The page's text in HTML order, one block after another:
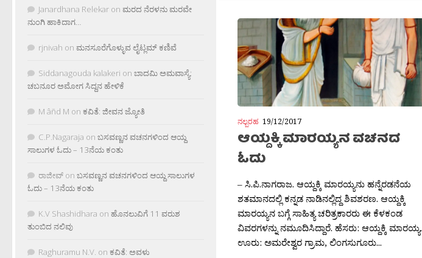
ನಲ್ಬರಹ 19/12/2017
ಆಯ್ದಕ್ಕಿ ಮಾರಯ್ಯನ ವಚನದ
ಓದು
– ಸಿ.ಪಿ.ನಾಗರಾಜ. ಆಯ್ದಕ್ಕಿ ಮಾರಯ್ಯನು ಹನ್ನೆರಡನೆಯ
ಶತಮಾನದಲ್ಲಿ ಕನ್ನಡ ನಾಡಿನಲ್ಲಿದ್ದ ಶಿವಶರಣ. ಆಯ್ದಕ್ಕಿ
ಮಾರಯ್ಯನ ಬಗ್ಗೆ ಸಾಹಿತ್ಯ ಚರಿತ್ರಕಾರರು ಈ ಕೆಳಕಂಡ
ವಿವರಗಳನ್ನು ನಮೂದಿಸಿದ್ದಾರೆ. ಹೆಸರು: ಆಯ್ದಕ್ಕಿ ಮಾರಯ್ಯ.
ಊರು: ಅಮರೇಶ್ವರ ಗ್ರಾಮ, ಲಿಂಗಸುಗೂರು...
Janardhana Relekar on ಮರದ ನೆರಳನು ಮರವೇ
ನುಂಗಿ ಹಾಕಿದಾಗ…
rjnivah on ಮನಸೂರೆಗೊಳ್ಳುವ ಲೈಟ್ಲಮ್ ಕಣಿವೆ
Siddanagouda kalakeri on ಬಾದಮಿ ಅಮವಾಸ್ಯೆ:
ಚಬನೂರ ಅಮೋಗ ಸಿದ್ದನ ಹೇಳಿಕೆ
M âñd M on ಕವಿತೆ: ಜೀವನ ಜ್ಯೋತಿ
C.P.Nagaraja on ಬಸವಣ್ಣನ ವಚನಗಳಿಂದ ಆಯ್ದ
ಸಾಲುಗಳ ಓದು – 13ನೆಯ ಕಂತು
ರಾಜೀವ್ on ಬಸವಣ್ಣನ ವಚನಗಳಿಂದ ಆಯ್ದ ಸಾಲುಗಳ
ಓದು – 13ನೆಯ ಕಂತು
K.V Shashidhara on ಹೊನಲುವಿಗೆ 11 ವರುಶ
ತುಂಬಿದ ನಲಿವು
Raghuramu N.V. on ಕವಿತೆ: ಅವಳು